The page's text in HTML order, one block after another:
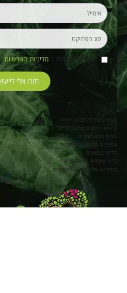
קראתי והסכמתי ל מדיניות הפרטיות
חזרו אלי
חנות צמחייה מלאכותית
קירות ירוקים מלאכותיים
עצים מלאכותיים
צמחייה מלאכותית לבית
כלים לצמחים
בלוג צמחיה מלאכותית
צמחייה מלאכותית לעסקים